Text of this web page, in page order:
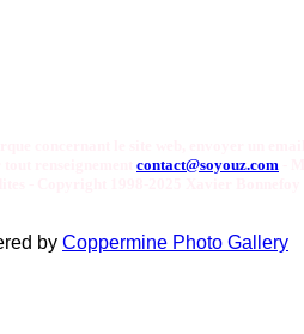
contact@soyouz.com
by Coppermine Photo Gallery